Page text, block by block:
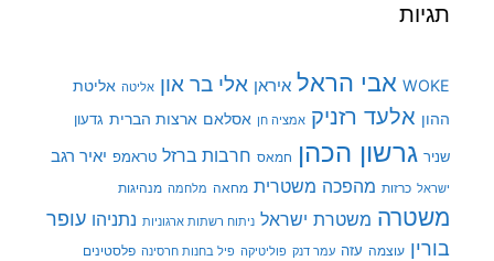
תגיות
WOKE אבי הראל איראן אלי בר און אליטה אליטת
ההון אלעד רזניק אמציה חן אסלאם ארצות הברית גדעון
שניר גרשון הכהן חמאס חרבות ברזל טראמפ יאיר רגב
ישראל כרזות מהפכה משטרית מחאה מלחמה מנהיגות
משטרה משטרת ישראל ניתוח רשתות ארגוניות נתניהו עופר
בורין עוצמה עזה עמר דנק פוליטיקה פיל בחנות חרסינה פלסטינים